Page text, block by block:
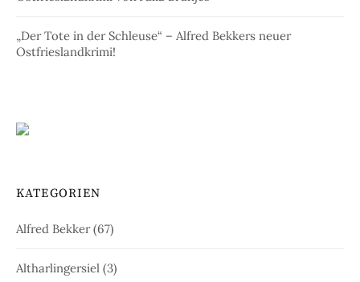
„Der Tote in der Schleuse“ – Alfred Bekkers neuer
Ostfrieslandkrimi!
KATEGORIEN
Alfred Bekker(67)
Altharlingersiel (3)